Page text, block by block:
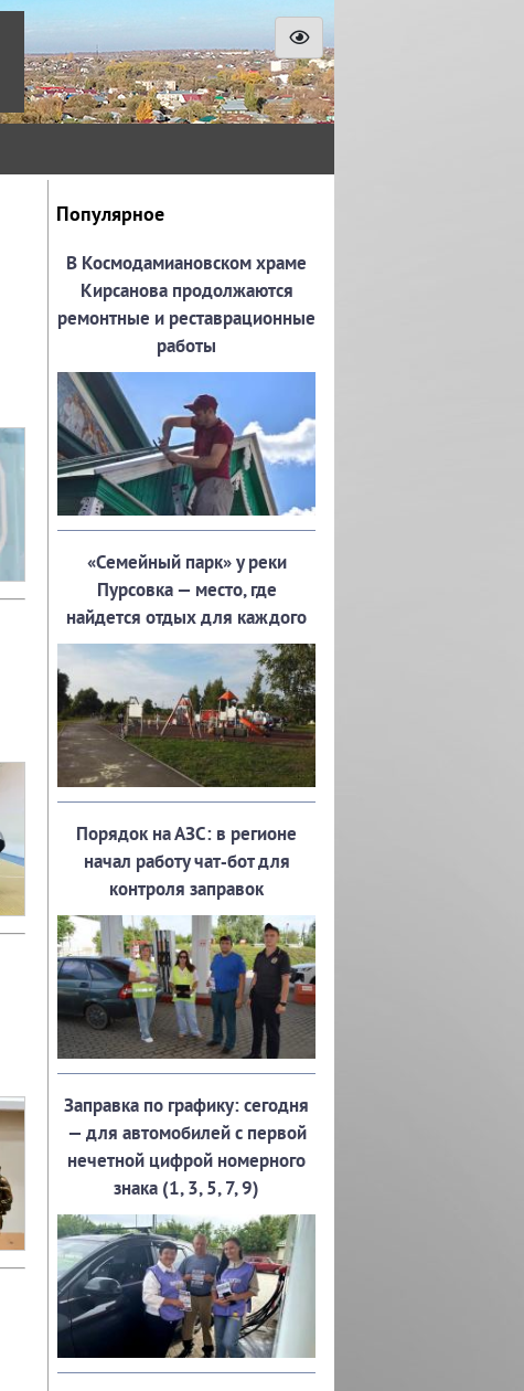
Популярное
В Космодамиановском храме
Кирсанова продолжаются
ремонтные и реставрационные
работы
«Семейный парк» у реки
Пурсовка — место, где
найдется отдых для каждого
Порядок на АЗС: в регионе
начал работу чат‑бот для
контроля заправок
Заправка по графику: сегодня
— для автомобилей с первой
нечетной цифрой номерного
знака (1, 3, 5, 7, 9)